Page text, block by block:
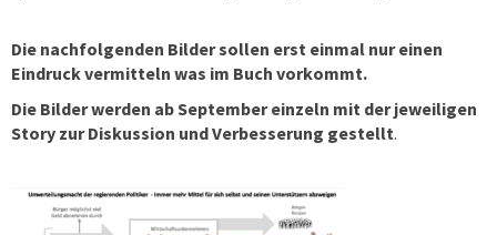
Die nachfolgenden Bilder sollen erst einmal nur einen
Eindruck vermitteln was im Buch vorkommt.
Die Bilder werden ab September einzeln mit der jeweiligen
Story zur Diskussion und Verbesserung gestellt.